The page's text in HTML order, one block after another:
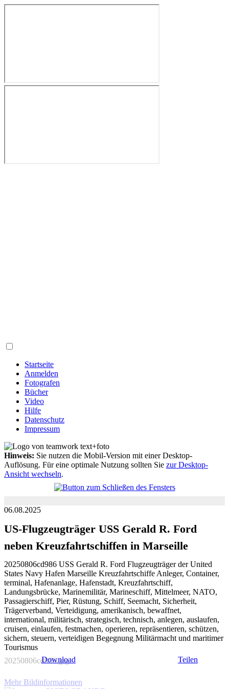
Startseite
Anmelden
Fotografen
Bücher
Video
Hilfe
Datenschutz
Impressum
Hinweis: Sie nutzen die Mobil-Version mit einer Desktop-
Auflösung. Für eine optimale Nutzung sollten Sie zur Desktop-
Ansicht wechseln.
Download Teilen
06.08.2025
US-Flugzeugträger USS Gerald R. Ford
neben Kreuzfahrtschiffen in Marseille
20250806cd986 USS Gerald R. Ford Flugzeugträger der United
States Navy Hafen Marseille Kreuzfahrtschiffe Anleger, Container,
terminal, Hafenanlage, Hafenstadt, Kreuzfahrtschiff,
Landungsbrücke, Marinemilitär, Marineschiff, Mittelmeer, NATO,
Passagierschiff, Pier, Rüstung, Schiff, Seemacht, Sicherheit,
Trägerverband, Verteidigung, amerikanisch, bewaffnet,
international, militärisch, strategisch, technisch, anlegen, auslaufen,
cruisen, einlaufen, festmachen, operieren, repräsentieren, schützen,
sichern, steuern, verteidigen Begegnung Militärmacht und maritimer
Tourismus
20250806cd986.jpg
Mehr Bildinformationen